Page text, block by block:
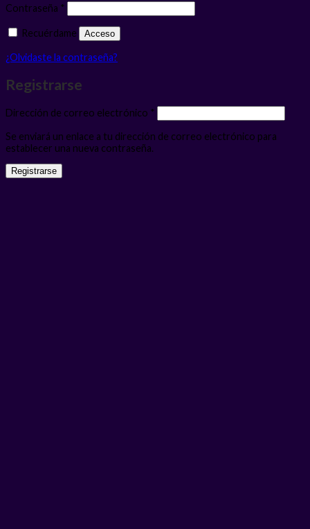
Contraseña *
Recuérdame Acceso
¿Olvidaste la contraseña?
Registrarse
Dirección de correo electrónico *
Se enviará un enlace a tu dirección de correo electrónico para
establecer una nueva contraseña.
Registrarse